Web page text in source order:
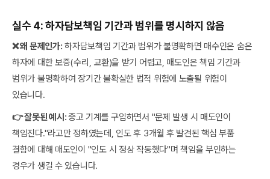
실수 4: 하자담보책임 기간과 범위를 명시하지 않음
❌ 왜 문제인가: 하자담보책임 기간과 범위가 불명확하면 매수인은 숨은
하자에 대한 보증(수리, 교환)을 받기 어렵고, 매도인은 책임 기간과
범위가 불명확하여 장기간 불확실한 법적 위험에 노출될 위험이
있습니다.
👉 잘못된 예시:중고 기계를 구입하면서 "문제 발생 시 매도인이
책임진다."라고만 정하였는데, 인도 후 3개월 후 발견된 핵심 부품
결함에 대해 매도인이 "인도 시 정상 작동했다"며 책임을 부인하는
경우가 생길 수 있습니다.